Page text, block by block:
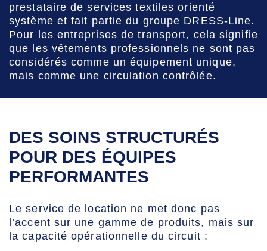
prestataire de services textiles orienté
système et fait partie du groupe DRESS-Line.
Pour les entreprises de transport, cela signifie
que les vêtements professionnels ne sont pas
considérés comme un équipement unique,
mais comme une circulation contrôlée.
DES SOINS STRUCTURÉS
POUR DES ÉQUIPES
PERFORMANTES
Le service de location ne met donc pas
l’accent sur une gamme de produits, mais sur
la capacité opérationnelle du circuit :